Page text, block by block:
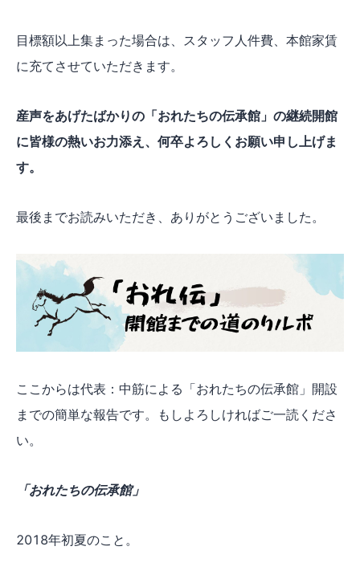
目標額以上集まった場合は、スタッフ人件費、本館家賃
に充てさせていただきます。
産声をあげたばかりの「おれたちの伝承館」の継続開館
に皆様の熱いお力添え、何卒よろしくお願い申し上げま
す。
最後までお読みいただき、ありがとうございました。
ここからは代表：中筋による「おれたちの伝承館」開設
までの簡単な報告です。もしよろしければご一読くださ
い。
「おれたちの伝承館」
2018年初夏のこと。